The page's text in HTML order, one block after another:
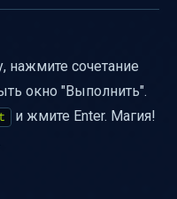
нажмите сочетание
окно "Выполнить".
и жмите Enter. Магия!